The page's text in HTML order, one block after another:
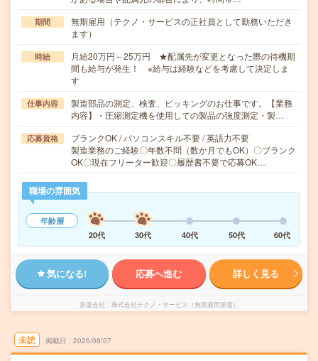
期間
無期雇用（テクノ・サービスの正社員として勤務いただき
ます）
時給
月給20万円～25万円 ★配属先が変更となった際の待機期
間も給与が発生！ ※給与は経験などを考慮して決定しま
す
仕事内容
製造部品の測定、検査、ピッキングのお仕事です。【業務
内容】・圧縮測定機を使用しての製品の強度測定・製…
応募資格
ブランクOK / パソコンスキル不要 / 英語力不要
製造業務のご経験〇年数不問（数か月でもOK）〇ブランク
OK〇現在フリーター歓迎〇履歴書不要で応募OK…
職場の雰囲気
年齢層
20代
30代 40代 50代 60代
気になる! 応募へ進む 詳しく見る
派遣会社 株式会社テクノ・サービス（無期雇用派遣）
未読 掲載日 2026/08/07